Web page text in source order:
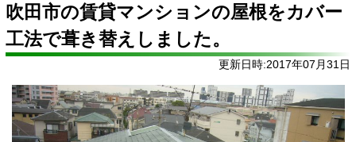
吹田市の賃貸マンションの屋根をカバー
工法で葺き替えしました。
更新日時:2017年07月31日